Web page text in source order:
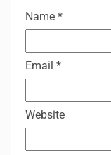
Name *
Email *
Website